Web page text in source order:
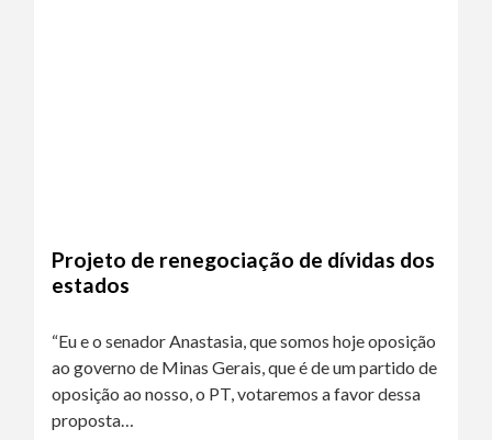
Projeto de renegociação de dívidas dos
estados
“Eu e o senador Anastasia, que somos hoje oposição
ao governo de Minas Gerais, que é de um partido de
oposição ao nosso, o PT, votaremos a favor dessa
proposta…